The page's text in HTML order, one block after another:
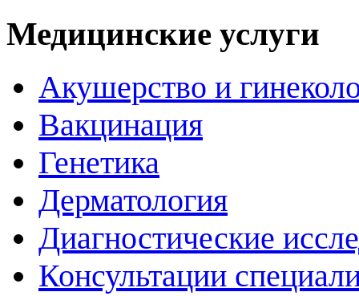
Медицинские услуги
Акушерство и
Вакцинация
Генетика
Дерматология
Диагностические
Консультации